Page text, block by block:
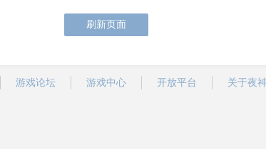
刷新页面
游戏论坛 游戏中心 开放平台 关于夜